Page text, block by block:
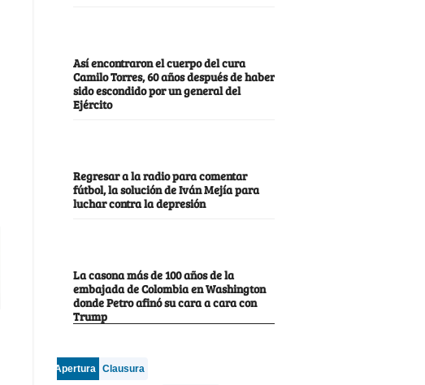
Así encontraron el cuerpo del cura
Camilo Torres, 60 años después de haber
sido escondido por un general del
Ejército
Regresar a la radio para comentar
fútbol, la solución de Iván Mejía para
luchar contra la depresión
La casona más de 100 años de la
embajada de Colombia en Washington
donde Petro afinó su cara a cara con
Trump
Apertura Clausura